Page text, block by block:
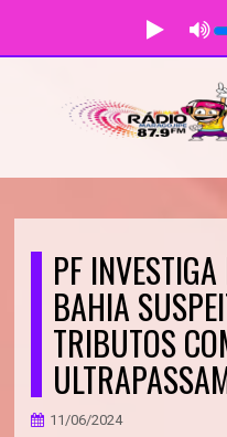
PF
BAHIA
TRIBUTOS
11/06/2024